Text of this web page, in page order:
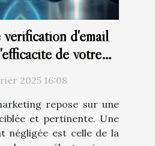
vérification d'email
de votre
2025 16:08
repose sur une
et pertinente. Une
négligée est celle de la